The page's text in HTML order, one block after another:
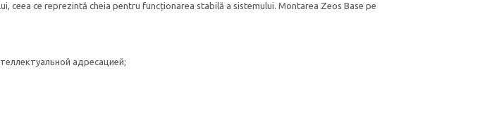
ceea ce reprezintă cheia pentru funcționarea stabilă a sistemului. Montarea Zeos Base pe
адресацией;